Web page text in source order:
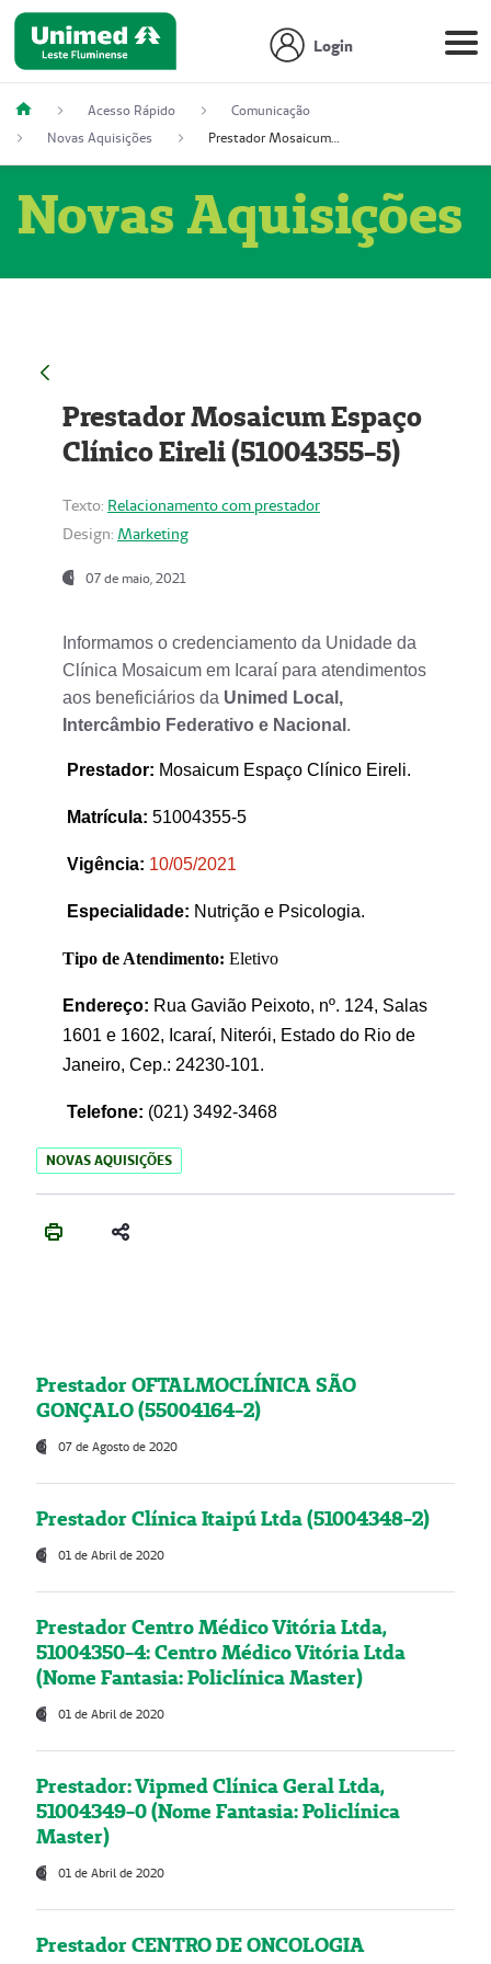
Login
Acesso Rápido
Comunicação
Novas Aquisições
Prestador Mosaicum Espaço Clínico Eireli (51004355-5)
Novas Aquisições
Prestador Mosaicum Espaço
Clínico Eireli (51004355-5)
Texto: Relacionamento com prestador
Design: Marketing
07 de maio, 2021
Informamos o credenciamento da Unidade da
Clínica Mosaicum em Icaraí para atendimentos
aos beneficiários da Unimed Local,
Intercâmbio Federativo e Nacional .
Prestador: Mosaicum Espaço Clínico Eireli.
Matrícula: 51004355-5
Vigência: 10/05/2021
Especialidade: Nutrição e Psicologia.
Tipo de Atendimento: Eletivo
Endereço: Rua Gavião Peixoto, nº. 124, Salas
1601 e 1602, Icaraí, Niterói, Estado do Rio de
Janeiro, Cep.: 24230-101.
Telefone: (021) 3492-3468
NOVAS AQUISIÇÕES
Prestador OFTALMOCLÍNICA SÃO
GONÇALO (55004164-2)
07 de Agosto de 2020
Prestador Clínica Itaipú Ltda (51004348-2)
01 de Abril de 2020
Prestador Centro Médico Vitória Ltda,
51004350-4: Centro Médico Vitória Ltda
(Nome Fantasia: Policlínica Master)
01 de Abril de 2020
Prestador: Vipmed Clínica Geral Ltda,
51004349-0 (Nome Fantasia: Policlínica
Master)
01 de Abril de 2020
Prestador CENTRO DE ONCOLOGIA